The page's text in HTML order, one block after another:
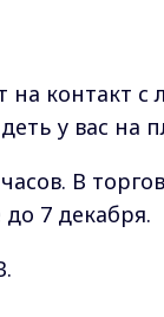
на контакт
у вас на
В
7 декабря.